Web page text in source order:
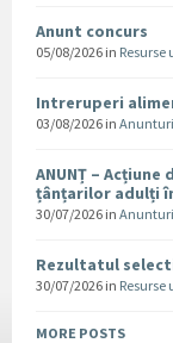
Anunt concurs
05/08/2026 in
Intreruperi
03/08/2026 in Anunturi
ANUNȚ –
țânțarilor adulți
30/07/2026 in Anunturi
Rezultatul
30/07/2026 in
MORE POSTS